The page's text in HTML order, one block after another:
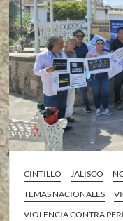
CINTILLO JALISCO
TEMAS NACIONALES
VIOLENCIA CONTRA